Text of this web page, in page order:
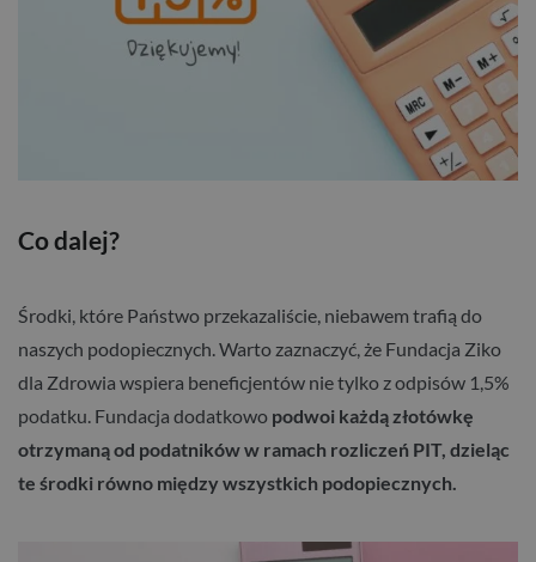
Co dalej?
Środki, które Państwo przekazaliście, niebawem trafią do
naszych podopiecznych. Warto zaznaczyć, że Fundacja Ziko
dla Zdrowia wspiera beneficjentów nie tylko z odpisów 1,5%
podatku. Fundacja dodatkowo podwoi każdą złotówkę
otrzymaną od podatników w ramach rozliczeń PIT, dzieląc
te środki równo między wszystkich podopiecznych.